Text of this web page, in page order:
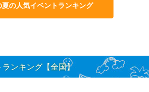
夏の人気イベントランキング
ンキング【全国】